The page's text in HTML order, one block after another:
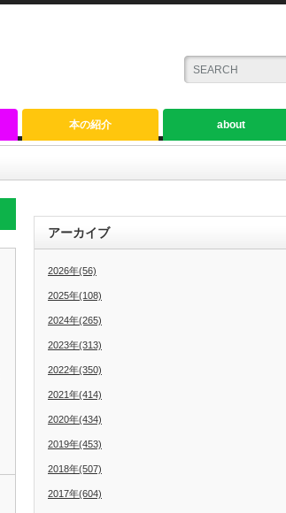
本の紹介 about
アーカイブ
2026年(56)
2025年(108)
2024年(265)
2023年(313)
2022年(350)
2021年(414)
2020年(434)
2019年(453)
2018年(507)
2017年(604)